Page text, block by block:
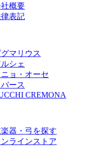
概要
表記
グマリウス
シェ
ニョ・オーセ
バース
CREMONA
器・弓を探す
ラインストア